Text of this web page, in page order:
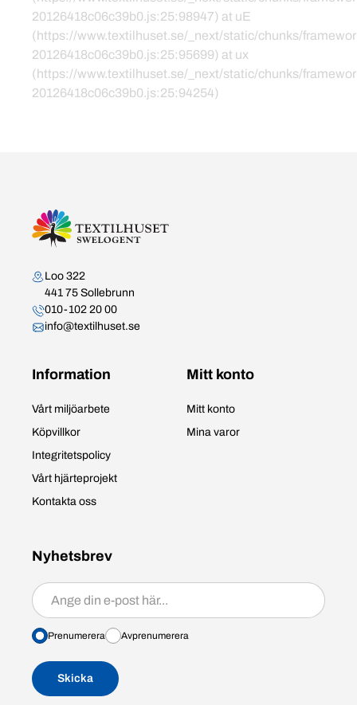
20126418c06c39b0.js:25:98947) at uE
(https://www.textilhuset.se/_next/static/chunks/
20126418c06c39b0.js:25:95699) at ux
(https://www.textilhuset.se/_next/static/chunks/
20126418c06c39b0.js:25:94254)
Kontakta oss
Loo 322
441 75 Sollebrunn
010-102 20 00
info@textilhuset.se
Information
Vårt miljöarbete
Köpvillkor
Integritetspolicy
Vårt hjärteprojekt
Kontakta oss
Mitt konto
Mitt konto
Mina varor
Nyhetsbrev
Prenumerera/avprenumerera
Prenumerera Avprenumerera
Skicka